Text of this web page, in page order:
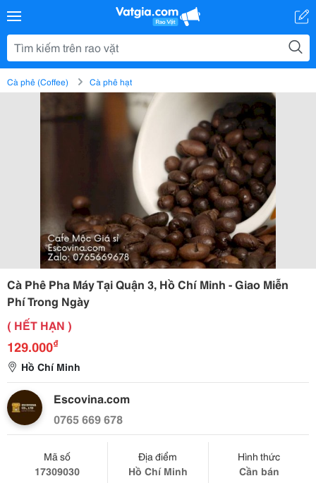
Cà phê (Coffee) Cà phê hạt
Cà Phê Pha Máy Tại Quận 3, Hồ Chí Minh - Giao Miễn
Phí Trong Ngày
( HẾT HẠN )
129.000₫
Hồ Chí Minh
Escovina.com
0765 669 678
Mã số
17309030
Địa điểm
Hồ Chí Minh
Hình thức
Cần bán